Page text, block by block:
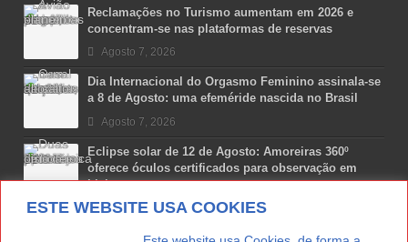
ESTE WEBSITE USA COOKIES
Reclamações no Turismo aumentam em 2026 e
concentram-se nas plataformas de reservas
Agosto 7, 2026
Dia Internacional do Orgasmo Feminino assinala-se
a 8 de Agosto: uma efeméride nascida no Brasil
Agosto 7, 2026
Eclipse solar de 12 de Agosto: Amoreiras 360º
oferece óculos certificados para observação em
Lisboa
Agosto 7, 2026
Lua Afonso vence prémio internacional de liderança